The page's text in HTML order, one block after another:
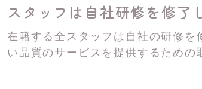
スタッフは自社研修を修了
在籍する全スタッフは自社の研修
い品質のサービスを提供するための